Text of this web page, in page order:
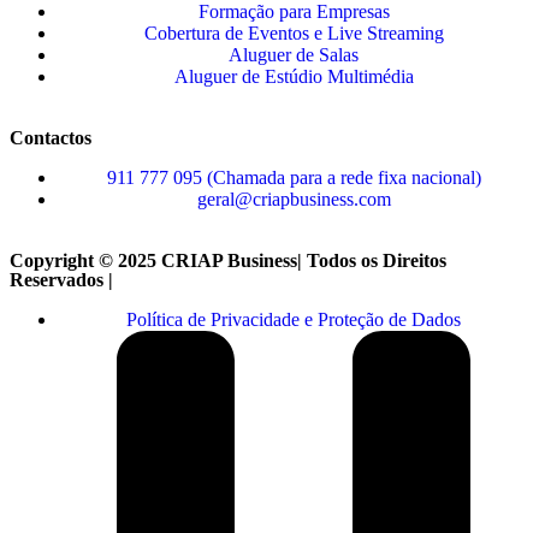
Formação para Empresas
Cobertura de Eventos e Live Streaming
Aluguer de Salas
Aluguer de Estúdio Multimédia
Contactos
911 777 095 (Chamada para a rede fixa nacional)
geral@criapbusiness.com
Copyright © 2025 CRIAP Business| Todos os Direitos
Reservados |
Política de Privacidade e Proteção de Dados